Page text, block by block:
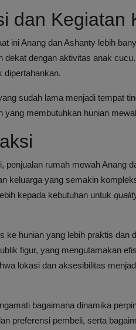
dan Kegiatan
ini Anang dan Ashanty lebih
dekat dengan aktivitas anak
dipertahankan.
sudah lama menjadi tempat
yang membutuhkan hunian
penjualan rumah mewah Anang
keluarga yang semakin
kepada kebutuhan untuk
ke hunian yang lebih praktis
figur, yang mengutamakan
lokasi dan aksesibilitas
bagaimana dinamika
preferensi pembeli, serta